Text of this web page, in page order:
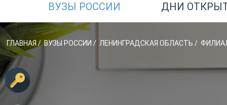
ВУЗЫ РОССИИ ДНИ
ГЛАВНАЯ / ВУЗЫ РОССИИ / ЛЕНИНГРАДСКАЯ ОБЛАСТЬ /